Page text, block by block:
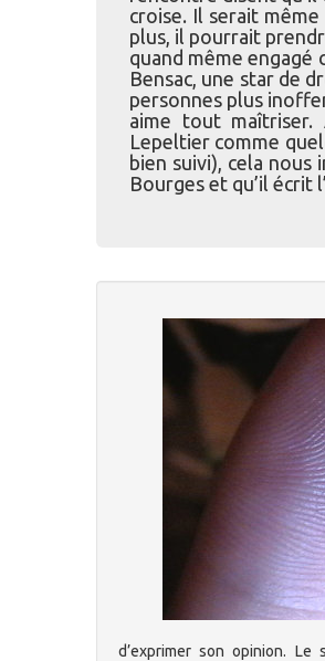
croise. Il serait
plus, il pourrait
quand même
Bensac, une star de
personnes plus
aime tout maîtriser.
Lepeltier comme
bien suivi), cela nous
Bourges et qu’il écrit
d’exprimer son opinion. Le